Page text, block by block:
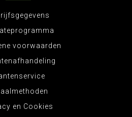
voorwaarden
en Cookies